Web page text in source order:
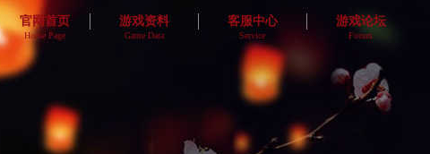
官网首页 游戏资料 客服中心 游戏论坛
Home Page Game Data Service Forum
在线咨询
新闻公告
侠义客栈
求助咨询